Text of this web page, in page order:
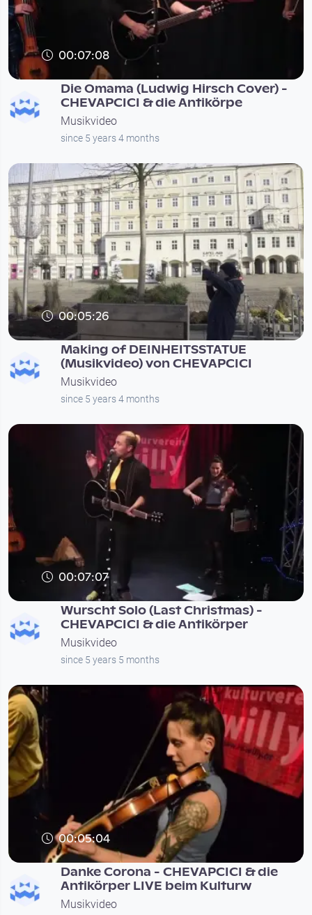
00:07:08
Die Omama (Ludwig Hirsch Cover) -
CHEVAPCICI & die Antikörpe
Musikvideo
since 5 years 4 months
00:05:26
Making of DEINHEITSSTATUE
(Musikvideo) von CHEVAPCICI
Musikvideo
since 5 years 4 months
00:07:07
Wurscht Solo (Last Christmas) -
CHEVAPCICI & die Antikörper
Musikvideo
since 5 years 5 months
00:05:04
Danke Corona - CHEVAPCICI & die
Antikörper LIVE beim Kulturw
Musikvideo